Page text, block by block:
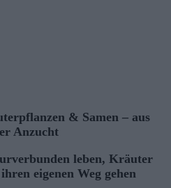
& Samen – aus
Anzucht
leben, Kräuter
eigenen Weg gehen